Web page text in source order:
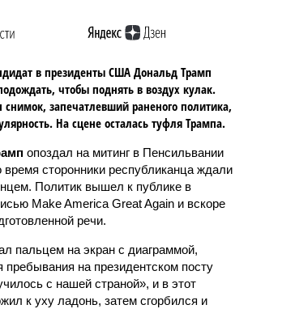
в президенты США Дональд Трамп
чтобы поднять в воздух кулак.
снимок, запечатлевший раненого политика,
На сцене осталась туфля Трампа.
опоздал на митинг в Пенсильвании
время сторонники республиканца ждали
Политик вышел к публике в
Make America Great Again и вскоре
речи.
пальцем на экран с диаграммой,
на президентском посту
с нашей страной», и в этот
к уху ладонь, затем сгорбился и